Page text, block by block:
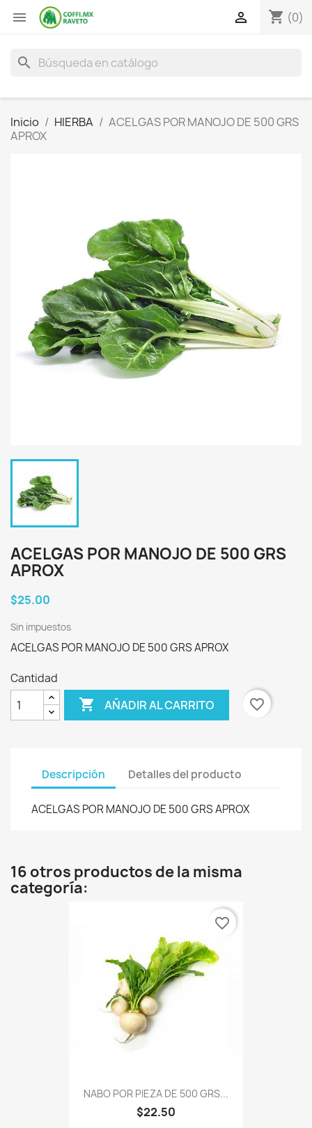
 shopping_cart (0)

search
Inicio HIERBA
ACELGAS POR MANOJO DE 500 GRS
APROX
ACELGAS POR MANOJO DE 500 GRS
APROX
$25.00
Sin impuestos
ACELGAS POR MANOJO DE 500 GRS APROX
Cantidad
 AÑADIR AL CARRITO favorite_border
Descripción Detalles del producto
ACELGAS POR MANOJO DE 500 GRS APROX
16 otros productos de la misma
categoría:
NABO POR PIEZA DE 500 GRS...
$22.50
favorite_border